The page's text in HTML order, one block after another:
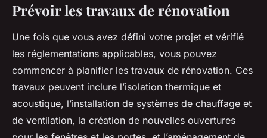
Prévoir les travaux de rénovation
Une fois que vous avez défini votre projet et vérifié
les réglementations applicables, vous pouvez
commencer à planifier les travaux de rénovation. Ces
travaux peuvent inclure l’isolation thermique et
acoustique, l’installation de systèmes de chauffage et
de ventilation, la création de nouvelles ouvertures